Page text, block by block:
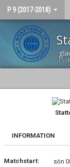
P 9 (2017-2018)
DOKUMENT
BILDGALLERI
INFORMATION
Matchstart:
sön